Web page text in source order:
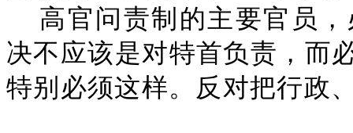
高官问责制的主要官员
决不应该是对特首负责，而
特别必须这样。反对把行政